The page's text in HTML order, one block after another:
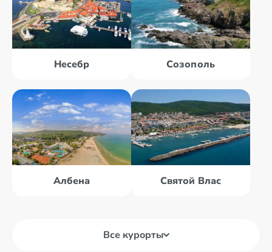
Несебр Созополь
Албена Святой Влас
Все курорты